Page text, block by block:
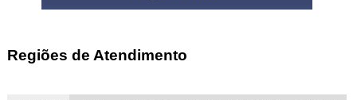
Regiões de Atendimento